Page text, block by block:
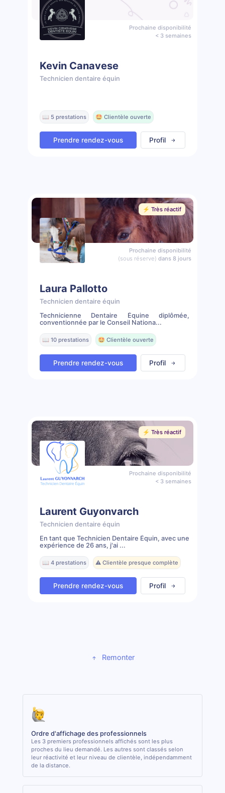
Prochaine disponibilité
< 3 semaines
Kevin Canavese
Technicien dentaire équin
📖 5 prestations 🤩 Clientèle ouverte
Prendre rendez-vous Profil
⚡️ Très réactif
Prochaine disponibilité
(sous réserve) dans 8 jours
Laura Pallotto
Technicien dentaire équin
Technicienne Dentaire Équine diplômée,
conventionnée par le Conseil Nationa...
📖 10 prestations 🤩 Clientèle ouverte
Prendre rendez-vous Profil
⚡️ Très réactif
Prochaine disponibilité
< 3 semaines
Laurent Guyonvarch
Technicien dentaire équin
En tant que Technicien Dentaire Équin, avec une
expérience de 26 ans, j'ai ...
📖 4 prestations ⚠️ Clientèle presque complète
Prendre rendez-vous Profil
Remonter
Ordre d'affichage des professionnels
Les 3 premiers professionnels affichés sont les plus
proches du lieu demandé. Les autres sont classés selon
leur réactivité et leur niveau de clientèle, indépendamment
de la distance.